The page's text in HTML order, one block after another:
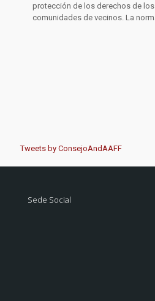
protección de los derechos de
comunidades de vecinos. La
Tweets by ConsejoAndAAFF
Sede Social